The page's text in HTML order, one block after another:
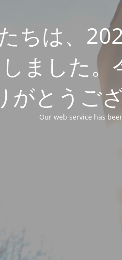
ちは、
ました。
がとうご
Our web service has